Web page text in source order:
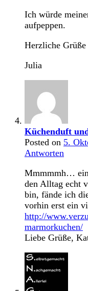
Ich würde
aufpeppen.
Herzliche Grüße
Julia
Küchenduft
Posted on 5.
Antworten
Mmmmmh… ein
den Alltag echt
bin, fände ich
vorhin erst ein
http://
marmorkuchen/
Liebe Grüße,